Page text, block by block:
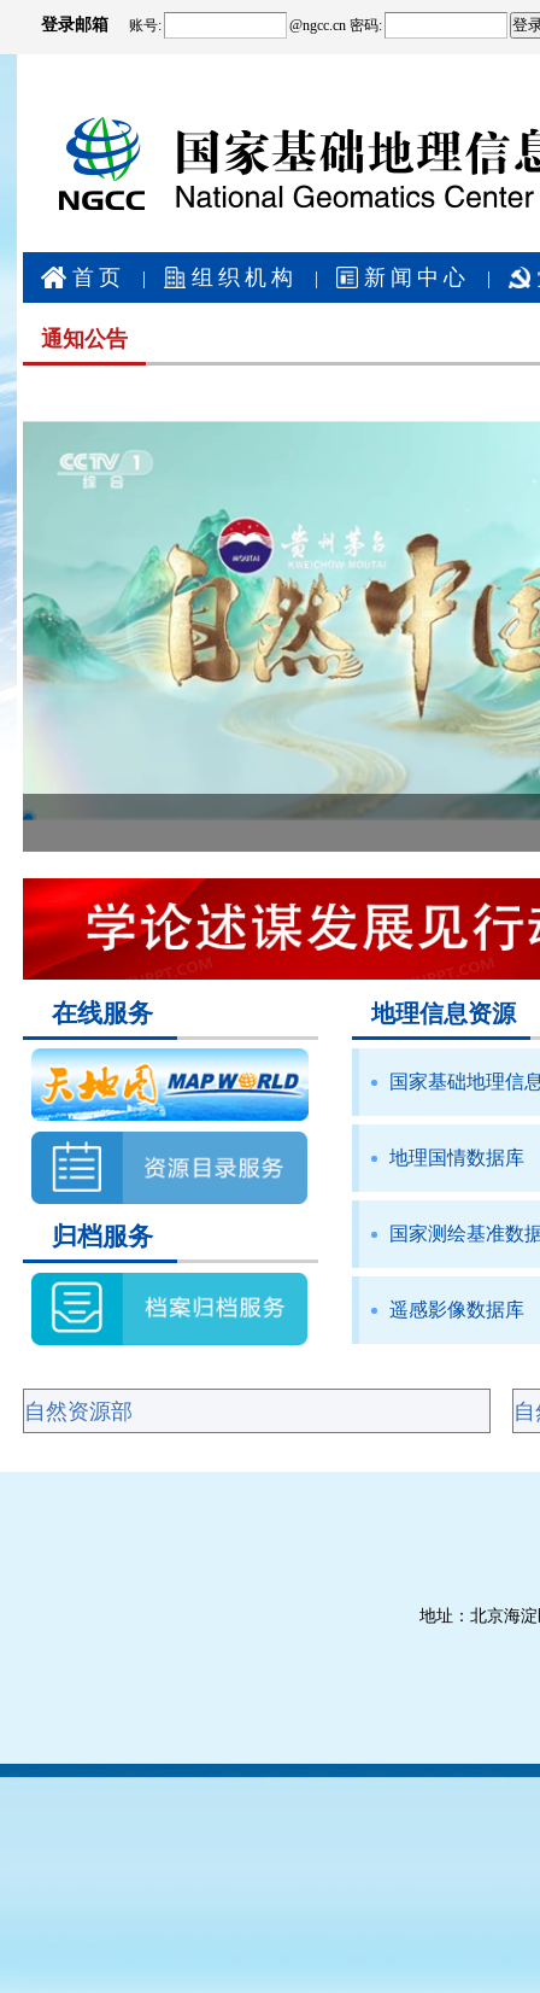
登录邮箱 账号: @ngcc.cn密码:
首页 | 组织机构 | 新闻中心 |
通知公告
在线服务
归档服务
地理信息资源
国家基础地理信
地理国情数据库
国家测绘基准数
遥感影像数据库
地址：北京海